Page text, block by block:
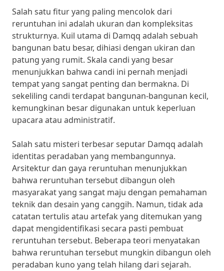
Salah satu fitur yang paling mencolok dari
reruntuhan ini adalah ukuran dan kompleksitas
strukturnya. Kuil utama di Damqq adalah sebuah
bangunan batu besar, dihiasi dengan ukiran dan
patung yang rumit. Skala candi yang besar
menunjukkan bahwa candi ini pernah menjadi
tempat yang sangat penting dan bermakna. Di
sekeliling candi terdapat bangunan-bangunan kecil,
kemungkinan besar digunakan untuk keperluan
upacara atau administratif.
Salah satu misteri terbesar seputar Damqq adalah
identitas peradaban yang membangunnya.
Arsitektur dan gaya reruntuhan menunjukkan
bahwa reruntuhan tersebut dibangun oleh
masyarakat yang sangat maju dengan pemahaman
teknik dan desain yang canggih. Namun, tidak ada
catatan tertulis atau artefak yang ditemukan yang
dapat mengidentifikasi secara pasti pembuat
reruntuhan tersebut. Beberapa teori menyatakan
bahwa reruntuhan tersebut mungkin dibangun oleh
peradaban kuno yang telah hilang dari sejarah.